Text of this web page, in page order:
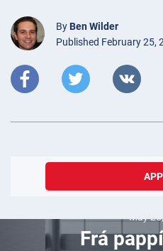
By Ben Wilder
Published February 25,
May
Frá